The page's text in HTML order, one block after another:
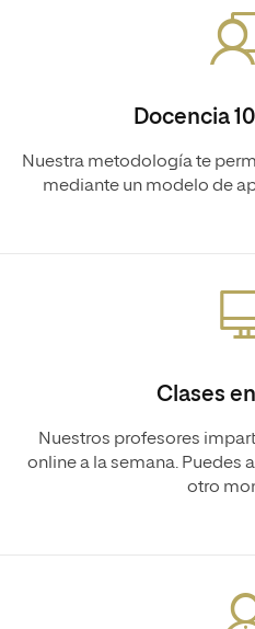
Docencia
Nuestra metodología te
mediante un modelo de
Clases
Nuestros profesores
online a la semana. Puedes
otro